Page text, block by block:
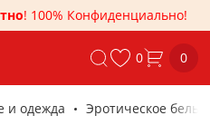
! 100% Конфиденциально!
0 0
и одежда Эротическое белье